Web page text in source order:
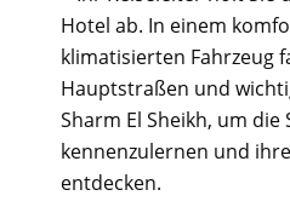
Hotel ab. In einem
klimatisierten Fahrzeug
Hauptstraßen und
Sharm El Sheikh, um die
kennenzulernen und
entdecken.